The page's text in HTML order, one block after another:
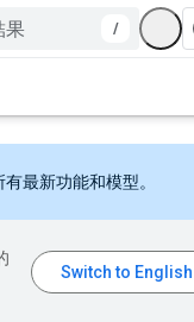
/
最新功能和模型。